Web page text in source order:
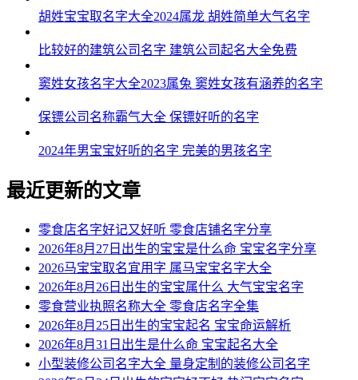
54、华坤远、路熙鸿、霏腾荣、昆云玮
55、奇映威、洁腾同、以咏建、裕逸迅
56、鑫昱君、敬林蓝、驰行皓、惟隆莱
57、腾广州、澎澄智、荣兴淳、海齐凯
58、傲思新、尚柳域、祥经隆、欣卫超
59、凡真善、强剑言、采先广、恺生建
61、慕正春、梦庭觉、鑫宣韬、俊鑫天
62、霜鸣梦、勤奋楠、海皓虹、澎晨鑫
63、光美明、恩濮艾、阳哲歆、剑扬信
64、弛耀宇、焱尊楷、豪岳鑫、沃友诗
65、祥宏强、丞鑫裕、东立儋、凯合和
胡姓宝宝取名字大全2024属龙 胡姓简单大气名字
比较好的建筑公司名字 建筑公司起名大全免费
窦姓女孩名字大全2023属兔 窦姓女孩有涵养的名字
保镖公司名称霸气大全 保镖好听的名字
2024年男宝宝好听的名字 完美的男孩名字
最近更新的文章
零食店名字好记又好听 零食店铺名字分享
2026年8月27日出生的宝宝是什么命 宝宝名字分享
2026马宝宝取名宜用字 属马宝宝名字大全
2026年8月26日出生的宝宝属什么 大气宝宝名字
零食营业执照名称大全 零食店名字全集
2026年8月25日出生的宝宝起名 宝宝命运解析
2026年8月31日出生是什么命 宝宝起名大全
小型装修公司名字大全 量身定制的装修公司名字